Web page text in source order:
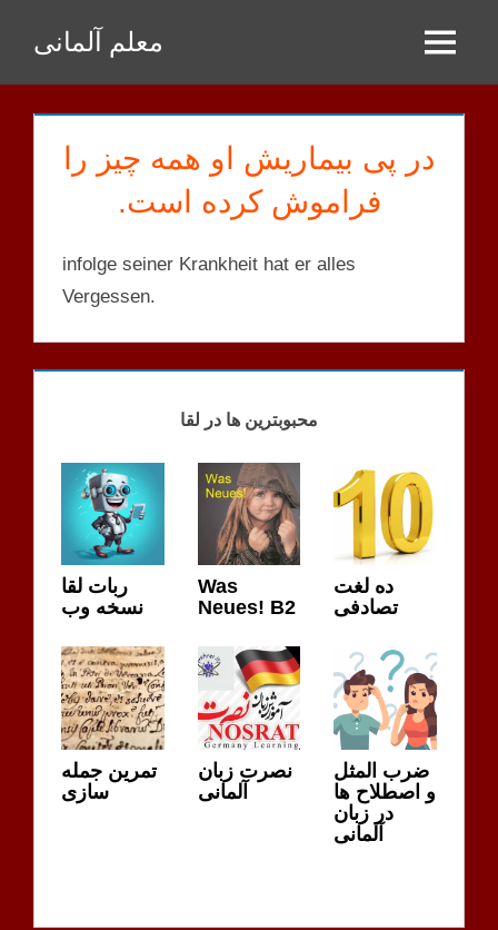
Inhalt
springen
معلم آلمانی Menu
در پی بیماریش او همه چیز را
فراموش کرده است.
infolge seiner Krankheit hat er alles
Vergessen.
محبوبترین ها در لقا
ربات لقا
نسخه وب
Was
Neues! B2
ده لغت
تصادفی
تمرین جمله
سازی
نصرت زبان
آلمانی
ضرب المثل
و اصطلاح ها
در زبان
آلمانی